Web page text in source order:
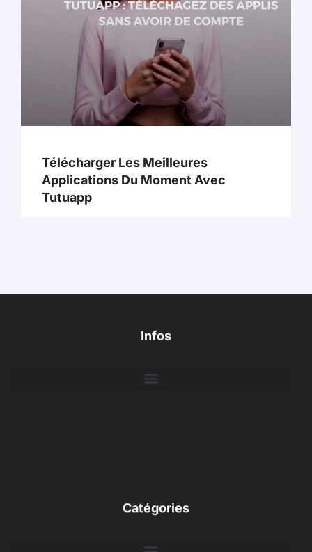
Télécharger Les Meilleures
Applications Du Moment Avec
Tutuapp
Infos
Catégories